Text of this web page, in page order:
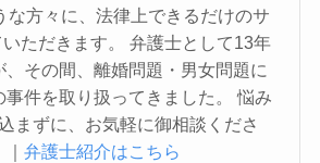
な方々に、法律上できるだけのサ
ただきます。 弁護士として13年
、その間、離婚問題・男女問題に
事件を取り扱ってきました。 悩み
まずに、お気軽に御相談くださ
弁護士紹介はこちら